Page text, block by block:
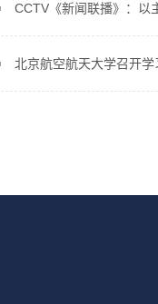
CCTV《新闻联播》：以
北京航空航天大学召开